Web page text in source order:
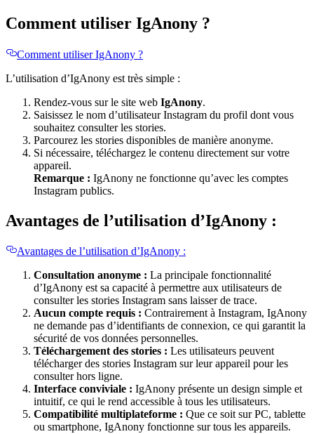
Comment utiliser IgAnony ?
Comment utiliser IgAnony ?
L’utilisation d’IgAnony est très simple :
Rendez-vous sur le site web IgAnony.
Saisissez le nom d’utilisateur Instagram du profil dont vous
souhaitez consulter les stories.
Parcourez les stories disponibles de manière anonyme.
Si nécessaire, téléchargez le contenu directement sur votre
appareil.
Remarque : IgAnony ne fonctionne qu’avec les comptes
Instagram publics.
Avantages de l’utilisation d’IgAnony :
Avantages de l’utilisation d’IgAnony :
Consultation anonyme : La principale fonctionnalité
d’IgAnony est sa capacité à permettre aux utilisateurs de
consulter les stories Instagram sans laisser de trace.
Aucun compte requis : Contrairement à Instagram, IgAnony
ne demande pas d’identifiants de connexion, ce qui garantit la
sécurité de vos données personnelles.
Téléchargement des stories : Les utilisateurs peuvent
télécharger des stories Instagram sur leur appareil pour les
consulter hors ligne.
Interface conviviale : IgAnony présente un design simple et
intuitif, ce qui le rend accessible à tous les utilisateurs.
Compatibilité multiplateforme : Que ce soit sur PC, tablette
ou smartphone, IgAnony fonctionne sur tous les appareils.